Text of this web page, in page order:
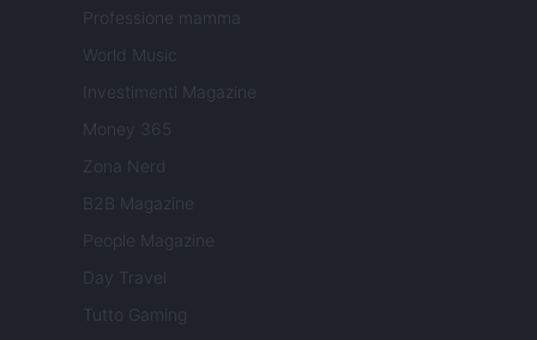
Professione mamma
World Music
Investimenti Magazine
Money 365
Zona Nerd
B2B Magazine
People Magazine
Day Travel
Tutto Gaming